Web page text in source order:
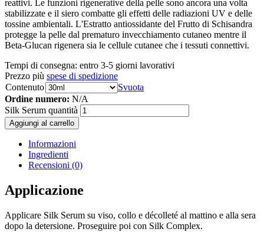
reattivi. Le funzioni rigenerative della pelle sono ancora una volta
stabilizzate e il siero combatte gli effetti delle radiazioni UV e delle
tossine ambientali. L'Estratto antiossidante del Frutto di Schisandra
protegge la pelle dal prematuro invecchiamento cutaneo mentre il
Beta-Glucan rigenera sia le cellule cutanee che i tessuti connettivi.
Tempi di consegna: entro 3-5 giorni lavorativi
Prezzo più spese di spedizione
Contenuto
Svuota
Ordine numero: N/A
Silk Serum quantità
Aggiungi al carrello
Informazioni
Ingredienti
Recensioni (0)
Applicazione
Applicare Silk Serum su viso, collo e décolleté al mattino e alla sera
dopo la detersione. Proseguire poi con Silk Complex.